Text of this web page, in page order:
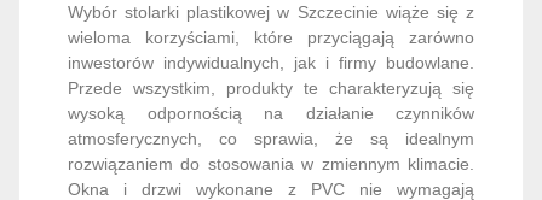
Wybór stolarki plastikowej w Szczecinie wiąże się z
wieloma korzyściami, które przyciągają zarówno
inwestorów indywidualnych, jak i firmy budowlane.
Przede wszystkim, produkty te charakteryzują się
wysoką odpornością na działanie czynników
atmosferycznych, co sprawia, że są idealnym
rozwiązaniem do stosowania w zmiennym klimacie.
Okna i drzwi wykonane z PVC nie wymagają